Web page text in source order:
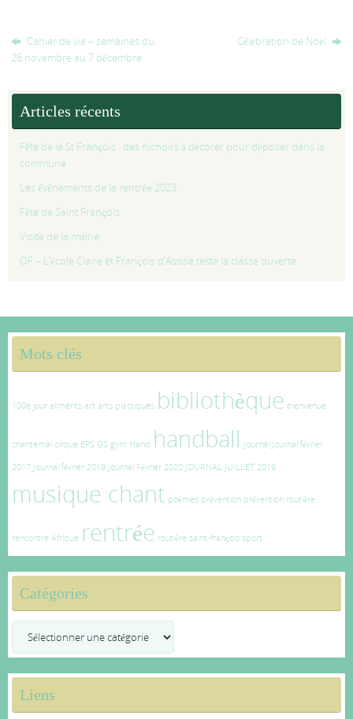
Cahier de vie – semaines du
26 novembre au 7 décembre
Célébration de Noël
Articles récents
Fête de la St François : des nichoirs à décorer pour déposer dans la
commune
Les événements de la rentrée 2023
Fête de Saint François
Visite de la mairie
OF – L’école Claire et François d’Assise teste la classe ouverte
Mots clés
100e jour aliments art arts plastiques bibliothèque bienvenue
chantemai cirque EPS GS gym Hand handball Journal Journal février
2017 Journal février 2019 Journal Février 2020 JOURNAL JUILLET 2019
musique chant poèmes prévention prévention routière
rencontre Afrique rentrée routière saint-françois sport
Catégories
Liens